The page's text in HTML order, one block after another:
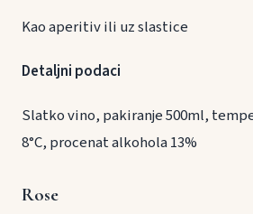
Kao aperitiv ili uz slastice
Detaljni podaci
Slatko vino, pakiranje 500ml,
8°C, procenat alkohola 13%
Rose